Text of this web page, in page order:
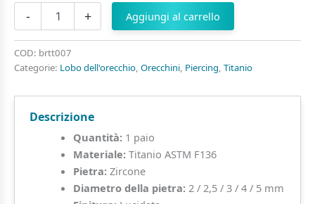
-
Orecchini
con
Zirconi
+ Aggiungi al carrello
COD: brtt007
Categorie: Lobo dell'orecchio, Orecchini, Piercing, Titanio
Descrizione
Quantità:1 paio
Materiale:Titanio ASTM F136
Pietra:Zircone
Diametro della pietra:2 / 2,5 / 3 / 4 / 5 mm